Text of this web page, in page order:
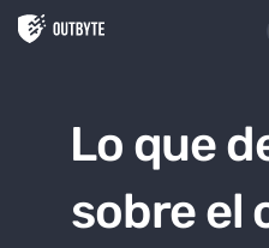
Saltar al contenido
Lo que
sobre el